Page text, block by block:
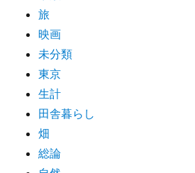
旅
映画
未分類
東京
生計
田舎暮らし
畑
総論